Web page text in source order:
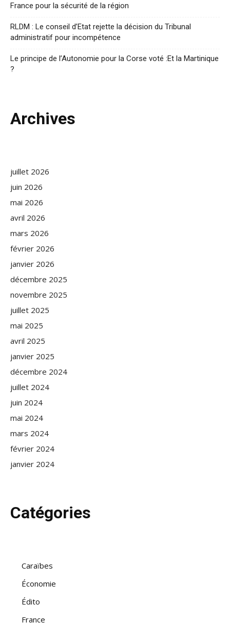
France pour la sécurité de la région
RLDM : Le conseil d’Etat rejette la décision du Tribunal
administratif pour incompétence
Le principe de l’Autonomie pour la Corse voté :Et la Martinique
?
Archives
juillet 2026
juin 2026
mai 2026
avril 2026
mars 2026
février 2026
janvier 2026
décembre 2025
novembre 2025
juillet 2025
mai 2025
avril 2025
janvier 2025
décembre 2024
juillet 2024
juin 2024
mai 2024
mars 2024
février 2024
janvier 2024
Catégories
Caraïbes
Économie
Édito
France